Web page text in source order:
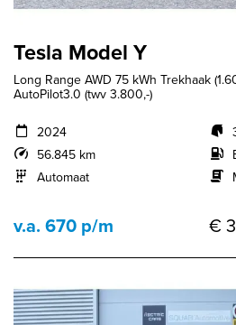
Tesla Model Y
Long Range AWD 75 kWh Trekhaak
AutoPilot3.0 (twv 3.800,-)
2024
56.845 km
Automaat
v.a. 670 p/m €